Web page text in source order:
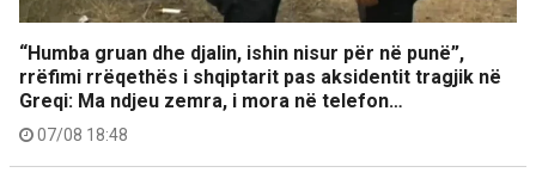
“Humba gruan dhe djalin, ishin nisur për në punë”,
rrëfimi rrëqethës i shqiptarit pas aksidentit tragjik në
Greqi: Ma ndjeu zemra, i mora në telefon…
07/08 18:48